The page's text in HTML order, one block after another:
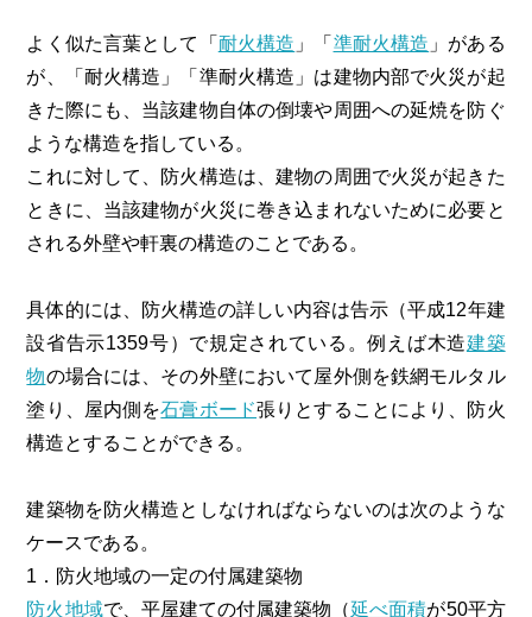
よく似た言葉として「 耐火構造 」「 準耐火構造 」がある
が、「耐火構造」「準耐火構造」は建物内部で火災が起
きた際にも、当該建物自体の倒壊や周囲への延焼を防ぐ
ような構造を指している。
これに対して、防火構造は、建物の周囲で火災が起きた
ときに、当該建物が火災に巻き込まれないために必要と
される外壁や軒裏の構造のことである。
具体的には、防火構造の詳しい内容は告示（平成12年建
設省告示1359号）で規定されている。例えば木造建築
物の場合には、その外壁において屋外側を鉄網モルタル
塗り、屋内側を石膏ボード張りとすることにより、防火
構造とすることができる。
建築物を防火構造としなければならないのは次のような
ケースである。
1．防火地域の一定の付属建築物
防火地域で、平屋建ての付属建築物（延べ面積が50平方